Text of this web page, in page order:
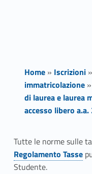
Home» Iscrizioni»
immatricolazione»
di laurea e laurea
accesso libero
A
r
Tutte le norme sulle
Regolamento Tasse
Studente.